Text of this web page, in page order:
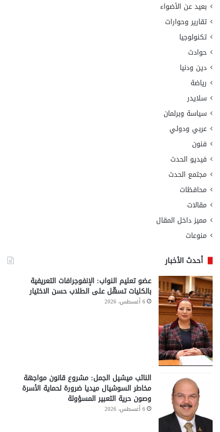
بعيد عن الأضواء
تقارير وحوارات
تكنولوجيا
حوادث
دين ودنيا
رياضة
سلايدر
سياسة وبرلمان
عربي ودولي
فنون
فيديو الحدث
مجتمع الحدث
محافظات
مقالات
مميز داخل المقال
منوعات
أحدث الأخبار
عضو تعليم النواب: الإنفوجرافات التعريفية
بالكليات تسهّل على الطلاب حسن الاختيار
6 أغسطس، 2026
النائب ميشيل الجمل: مشروع قانون مواجهة
مخاطر السوشيال ميديا ضرورة لحماية الأسرة
وصون حرية التعبير المسؤولة
6 أغسطس، 2026